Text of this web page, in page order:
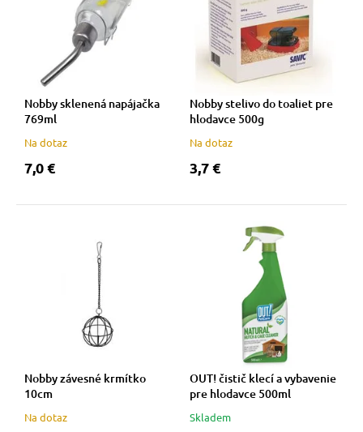
Nobby sklenená napájačka
769ml
Na dotaz
7,0 €
Nobby stelivo do toaliet pre
hlodavce 500g
Na dotaz
3,7 €
Nobby závesné krmítko
10cm
Na dotaz
OUT! čistič klecí a vybavenie
pre hlodavce 500ml
Skladem